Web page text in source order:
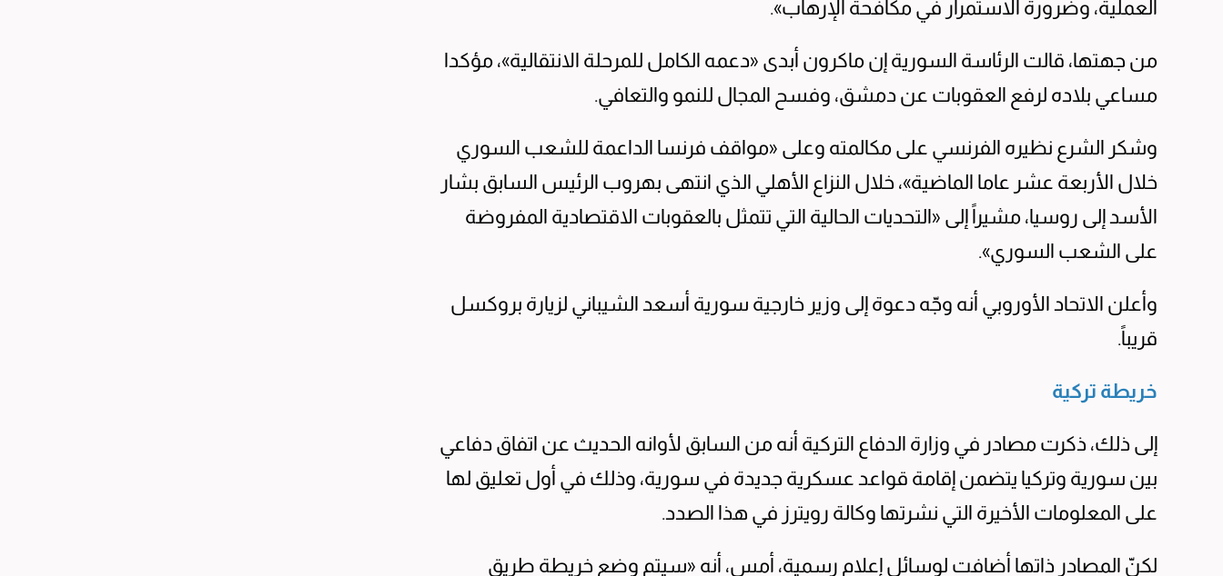
العملية، وضرورة الاستمرار في مكافحة الإرهاب».
من جهتها، قالت الرئاسة السورية إن ماكرون أبدى «دعمه الكامل للمرحلة الانتقالية»، مؤكدا
مساعي بلاده لرفع العقوبات عن دمشق، وفسح المجال للنمو والتعافي.
وشكر الشرع نظيره الفرنسي على مكالمته وعلى «مواقف فرنسا الداعمة للشعب السوري
خلال الأربعة عشر عاما الماضية»، خلال النزاع الأهلي الذي انتهى بهروب الرئيس السابق بشار
الأسد إلى روسيا، مشيراً إلى «التحديات الحالية التي تتمثل بالعقوبات الاقتصادية المفروضة
على الشعب السوري».
وأعلن الاتحاد الأوروبي أنه وجّه دعوة إلى وزير خارجية سورية أسعد الشيباني لزيارة بروكسل
قريباً.
خريطة تركية
إلى ذلك، ذكرت مصادر في وزارة الدفاع التركية أنه من السابق لأوانه الحديث عن اتفاق دفاعي
بين سورية وتركيا يتضمن إقامة قواعد عسكرية جديدة في سورية، وذلك في أول تعليق لها
على المعلومات الأخيرة التي نشرتها وكالة رويترز في هذا الصدد.
لكنّ المصادر ذاتها أضافت لوسائل إعلام رسمية، أمس، أنه «سيتم وضع خريطة طريق